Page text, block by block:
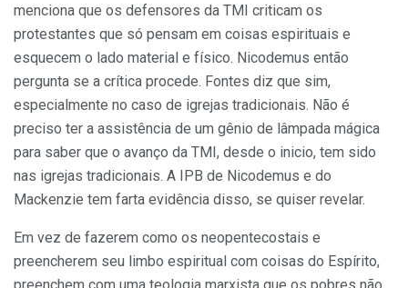
menciona que os defensores da TMI criticam os
protestantes que só pensam em coisas espirituais e
esquecem o lado material e físico. Nicodemus então
pergunta se a crítica procede. Fontes diz que sim,
especialmente no caso de igrejas tradicionais. Não é
preciso ter a assistência de um gênio de lâmpada mágica
para saber que o avanço da TMI, desde o inicio, tem sido
nas igrejas tradicionais. A IPB de Nicodemus e do
Mackenzie tem farta evidência disso, se quiser revelar.
Em vez de fazerem como os neopentecostais e
preencherem seu limbo espiritual com coisas do Espírito,